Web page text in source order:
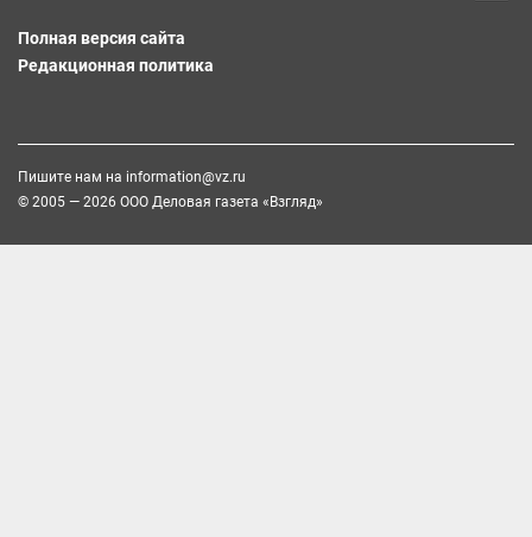
Полная версия сайта
Редакционная политика
Пишите нам на information@vz.ru
© 2005 — 2026 ООО Деловая газета «Взгляд»